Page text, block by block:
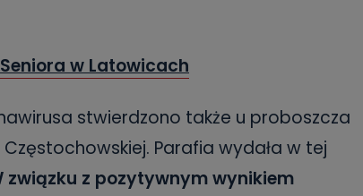
w Latowicach
stwierdzono także u proboszcza
Parafia wydała w tej
związku z pozytywnym wynikiem